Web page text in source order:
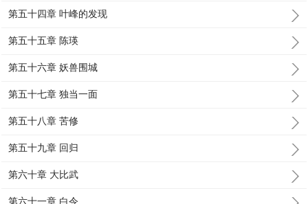
第五十四章 叶峰的发现
第五十五章 陈瑛
第五十六章 妖兽围城
第五十七章 独当一面
第五十八章 苦修
第五十九章 回归
第六十章 大比武
第六十一章 白令